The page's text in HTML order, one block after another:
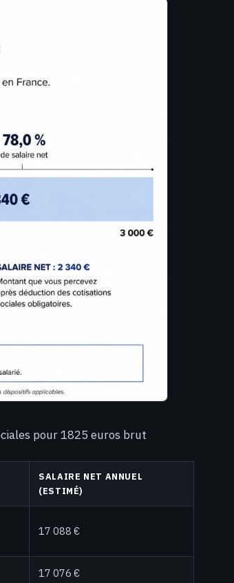
pour 1825 euros brut
SALAIRE NET ANNUEL
(ESTIMÉ)
17 088 €
17 076 €